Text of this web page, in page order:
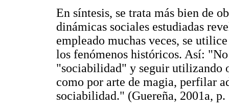
En síntesis, se trata más bien de
dinámicas sociales estudiadas
empleado muchas veces, se
los fenómenos históricos. Así:
"sociabilidad" y seguir utilizando
como por arte de magia, perfilar
sociabilidad." (Guereña, 2001a, p.